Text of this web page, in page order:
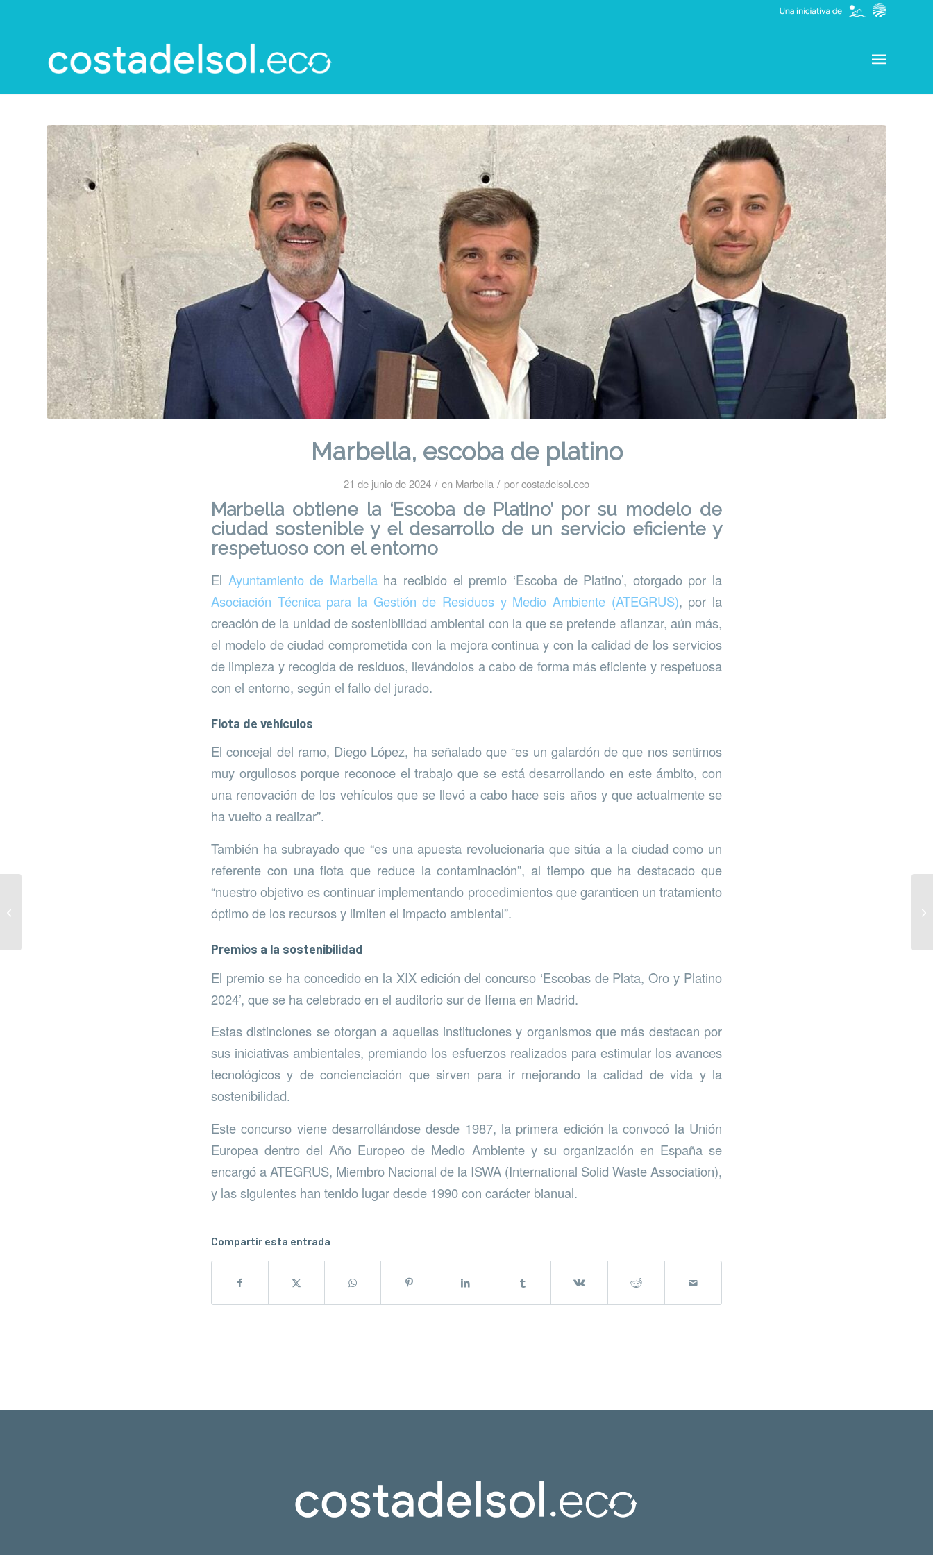
Marbella, escoba de platino
21 de junio de 2024 / en Marbella / porcostadelsol.eco
Marbella obtiene la ‘Escoba de Platino’ por su modelo de
ciudad sostenible y el desarrollo de un servicio eficiente y
respetuoso con el entorno
El Ayuntamiento de Marbellaha recibido el premio ‘Escoba de Platino’, otorgado por la
Asociación Técnica para la Gestión de Residuos y Medio Ambiente (ATEGRUS), por la
creación de la unidad de sostenibilidad ambiental con la que se pretende afianzar, aún más,
el modelo de ciudad comprometida con la mejora continua y con la calidad de los servicios
de limpieza y recogida de residuos, llevándolos a cabo de forma más eficiente y respetuosa
con el entorno, según el fallo del jurado.
Flota de vehículos
El concejal del ramo, Diego López, ha señalado que “es un galardón de que nos sentimos
muy orgullosos porque reconoce el trabajo que se está desarrollando en este ámbito, con
una renovación de los vehículos que se llevó a cabo hace seis años y que actualmente se
ha vuelto a realizar”.
También ha subrayado que “es una apuesta revolucionaria que sitúa a la ciudad como un
referente con una flota que reduce la contaminación”, al tiempo que ha destacado que
“nuestro objetivo es continuar implementando procedimientos que garanticen un tratamiento
óptimo de los recursos y limiten el impacto ambiental”.
Premios a la sostenibilidad
El premio se ha concedido en la XIX edición del concurso ‘Escobas de Plata, Oro y Platino
2024’, que se ha celebrado en el auditorio sur de Ifema en Madrid.
Estas distinciones se otorgan a aquellas instituciones y organismos que más destacan por
sus iniciativas ambientales, premiando los esfuerzos realizados para estimular los avances
tecnológicos y de concienciación que sirven para ir mejorando la calidad de vida y la
sostenibilidad.
Este concurso viene desarrollándose desde 1987, la primera edición la convocó la Unión
Europea dentro del Año Europeo de Medio Ambiente y su organización en España se
encargó a ATEGRUS, Miembro Nacional de la ISWA (International Solid Waste Association),
y las siguientes han tenido lugar desde 1990 con carácter bianual.
Compartir esta entrada